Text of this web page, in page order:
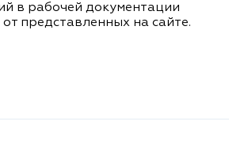
в рабочей документации
от представленных на сайте.